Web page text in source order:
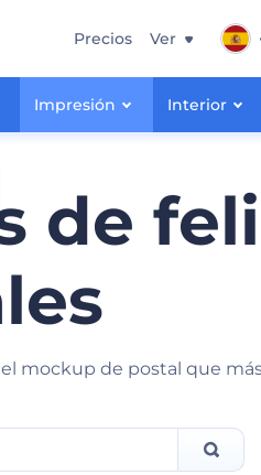
Impresión Interior
Precios Ver
de
mockup de postal que